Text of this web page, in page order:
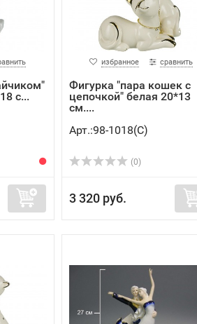
с...
избранное сравнить
Фигурка "пара кошек с
цепочкой" белая 20*13
см....
Арт.:98-1018(C)
(0)
3 320 руб.